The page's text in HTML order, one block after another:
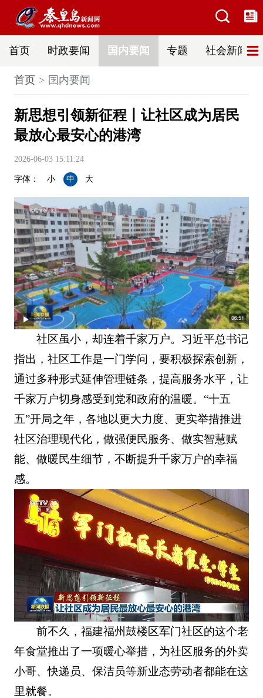
首页 时政要闻 国内要闻 专题 社会新闻
首页 国内要闻
新思想引领新征程丨让社区成为居民
最放心最安心的港湾
2026-06-03 15:11:24
字体： 小 中 大
社区虽小，却连着千家万户。习近平总书记
指出，社区工作是一门学问，要积极探索创新，
通过多种形式延伸管理链条，提高服务水平，让
千家万户切身感受到党和政府的温暖。“十五
五”开局之年，各地以更大力度、更实举措推进
社区治理现代化，做强便民服务、做实智慧赋
能、做暖民生细节，不断提升千家万户的幸福
感。
前不久，福建福州鼓楼区军门社区的这个老
年食堂推出了一项暖心举措，为社区服务的外卖
小哥、快递员、保洁员等新业态劳动者都能在这
里就餐。